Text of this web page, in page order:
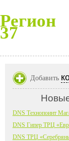
Регион
37
Добавить
DNS Технопоинт
DNS Гипер ТРЦ
DNS ТРЦ